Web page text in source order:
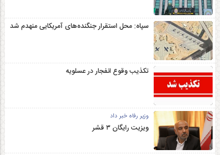
سپاه: محل استقرار جنگنده‌های آمریکایی منهدم شد
تکذیب وقوع انفجار در عسلویه
وزیر رفاه خبر داد
ویزیت رایگان ۳ قشر